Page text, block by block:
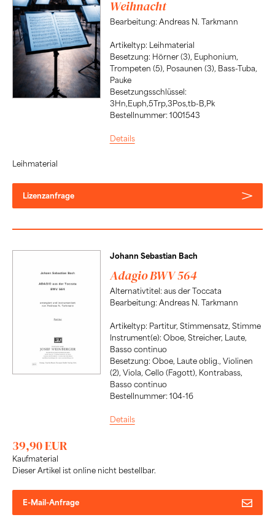
Weihnacht
Bearbeitung: Andreas N. Tarkmann
Artikeltyp: Leihmaterial
Besetzung: Hörner (3), Euphonium,
Trompeten (5), Posaunen (3), Bass-Tuba,
Pauke
Besetzungsschlüssel:
3Hn,Euph,5Trp,3Pos,tb-B,Pk
Bestellnummer: 1001543
Details
Leihmaterial
Lizenzanfrage
Johann Sebastian Bach
Adagio BWV 564
Alternativtitel: aus der Toccata
Bearbeitung: Andreas N. Tarkmann
Artikeltyp: Partitur, Stimmensatz, Stimme
Instrument(e): Oboe, Streicher, Laute,
Basso continuo
Besetzung: Oboe, Laute oblig., Violinen
(2), Viola, Cello (Fagott), Kontrabass,
Basso continuo
Bestellnummer: 104-16
Details
39,90 EUR
Kaufmaterial
Dieser Artikel ist online nicht bestellbar.
E-Mail-Anfrage